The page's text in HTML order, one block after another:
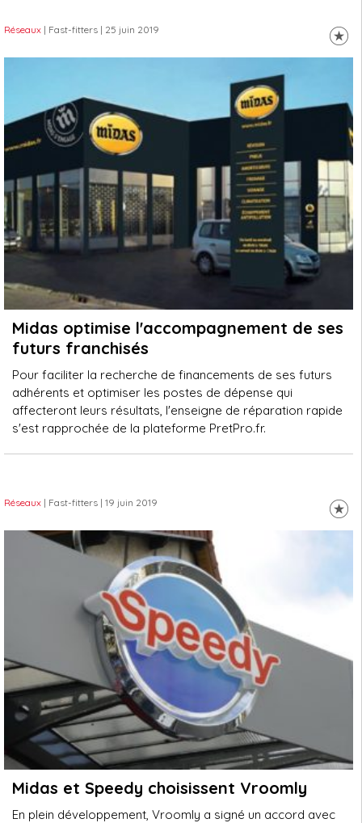
Réseaux | Fast-fitters | 25 juin 2019
Midas optimise l'accompagnement de ses
futurs franchisés
Pour faciliter la recherche de financements de ses futurs
adhérents et optimiser les postes de dépense qui
affecteront leurs résultats, l'enseigne de réparation rapide
s'est rapprochée de la plateforme PretPro.fr.
Réseaux | Fast-fitters | 19 juin 2019
Midas et Speedy choisissent Vroomly
En plein développement, Vroomly a signé un accord avec